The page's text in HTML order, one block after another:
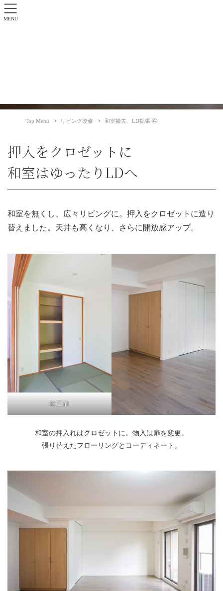
Top Menu リビング改修 和室撤去、LD拡張 ④
押入をクロゼットに
和室はゆったりLDへ
和室を無くし、広々リビングに。押入をクロゼットに造り
替えました。天井も高くなり、さらに開放感アップ。
施工前
和室の押入れはクロゼットに。物入は扉を変更。
張り替えたフローリングとコーディネート。
MENU